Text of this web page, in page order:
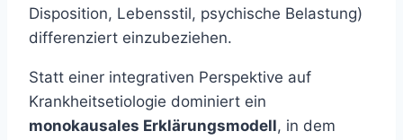
Disposition, Lebensstil, psychische Belastung)
differenziert einzubeziehen.
Statt einer integrativen Perspektive auf
Krankheitsetiologie dominiert ein
monokausales Erklärungsmodell, in dem